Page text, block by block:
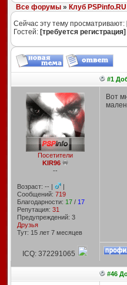
Все форумы» Клуб PSPinfo.RU
Сейчас эту тему просматривают:
Гостей: [требуется регистрация]
#1
Посетители
KIR96
--
Возраст: -- |
|
Сообщений: 719
Благодарности: 17/ 17
Репутация: 31
Предупреждений: 3
Друзья
Тут: 15 лет 7 месяцев
Вот
ICQ: 372291065
#46